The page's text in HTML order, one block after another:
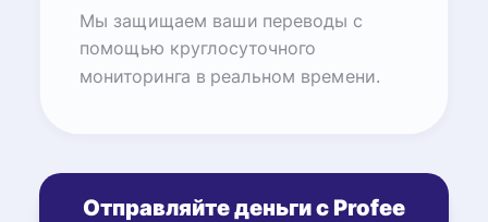
Мы защищаем ваши переводы с
помощью круглосуточного
мониторинга в реальном времени.
Отправляйте деньги с Profee